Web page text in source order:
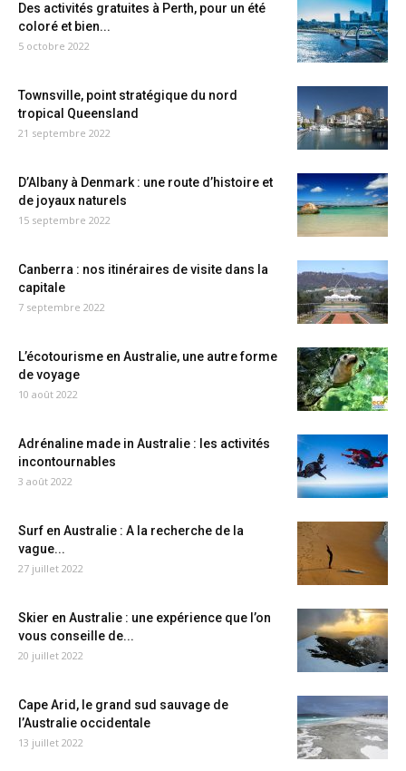
Des activités gratuites à Perth, pour un été
coloré et bien...
5 octobre 2022
Townsville, point stratégique du nord
tropical Queensland
21 septembre 2022
D’Albany à Denmark : une route d’histoire et
de joyaux naturels
15 septembre 2022
Canberra : nos itinéraires de visite dans la
capitale
7 septembre 2022
L’écotourisme en Australie, une autre forme
de voyage
10 août 2022
Adrénaline made in Australie : les activités
incontournables
3 août 2022
Surf en Australie : A la recherche de la
vague...
27 juillet 2022
Skier en Australie : une expérience que l’on
vous conseille de...
20 juillet 2022
Cape Arid, le grand sud sauvage de
l’Australie occidentale
13 juillet 2022